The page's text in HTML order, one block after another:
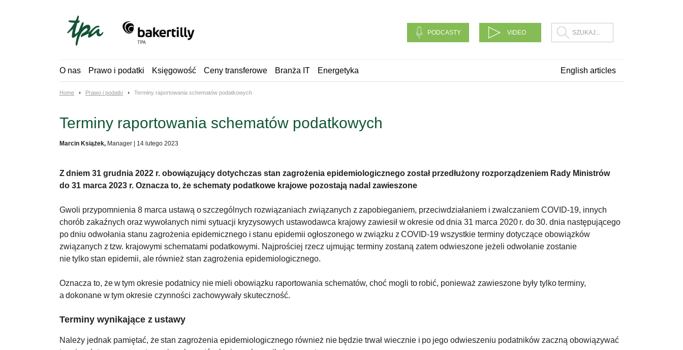
PODCASTY VIDEO
O nas Prawo i podatki Księgowość Ceny transferowe Branża IT Energetyka English articles
Home Prawo i podatki Terminy raportowania schematów podatkowych
Terminy raportowania schematów podatkowych
Marcin Książek, Manager 14 lutego 2023
Z dniem 31 grudnia 2022 r. obowiązujący dotychczas stan zagrożenia epidemiologicznego został przedłużony rozporządzeniem Rady Ministrów
do 31 marca 2023 r. Oznacza to, że schematy podatkowe krajowe pozostają nadal zawieszone
Gwoli przypomnienia 8 marca ustawą o szczególnych rozwiązaniach związanych z zapobieganiem, przeciwdziałaniem i zwalczaniem COVID-19, innych
chorób zakaźnych oraz wywołanych nimi sytuacji kryzysowych ustawodawca krajowy zawiesił w okresie od dnia 31 marca 2020 r. do 30. dnia następującego
po dniu odwołania stanu zagrożenia epidemicznego i stanu epidemii ogłoszonego w związku z COVID-19 wszystkie terminy dotyczące obowiązków
związanych z tzw. krajowymi schematami podatkowymi. Najprościej rzecz ujmując terminy zostaną zatem odwieszone jeżeli odwołanie zostanie
nie tylko stan epidemii, ale również stan zagrożenia epidemiologicznego.
Oznacza to, że w tym okresie podatnicy nie mieli obowiązku raportowania schematów, choć mogli to robić, ponieważ zawieszone były tylko terminy,
a dokonane w tym okresie czynności zachowywały skuteczność.
Terminy wynikające z ustawy
Należy jednak pamiętać, że stan zagrożenia epidemiologicznego również nie będzie trwał wiecznie i po jego odwieszeniu podatników zaczną obowiązywać